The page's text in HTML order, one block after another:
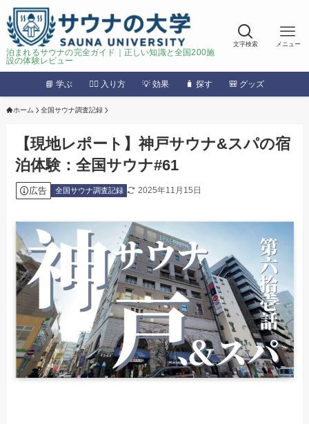
泊まれるサウナの完全ガイド｜正しい知識と全国200施
設の体験レビュー
文字検索 メニュー
📘 学ぶ 🧖‍♂️ 入り方 💡 効果 🧳 探す 🎒 グッズ
ホーム 全国サウナ調査記録
【現地レポート】神戸サウナ&スパの宿
泊体験：全国サウナ#61
広告 全国サウナ調査記録 2025年11月15日